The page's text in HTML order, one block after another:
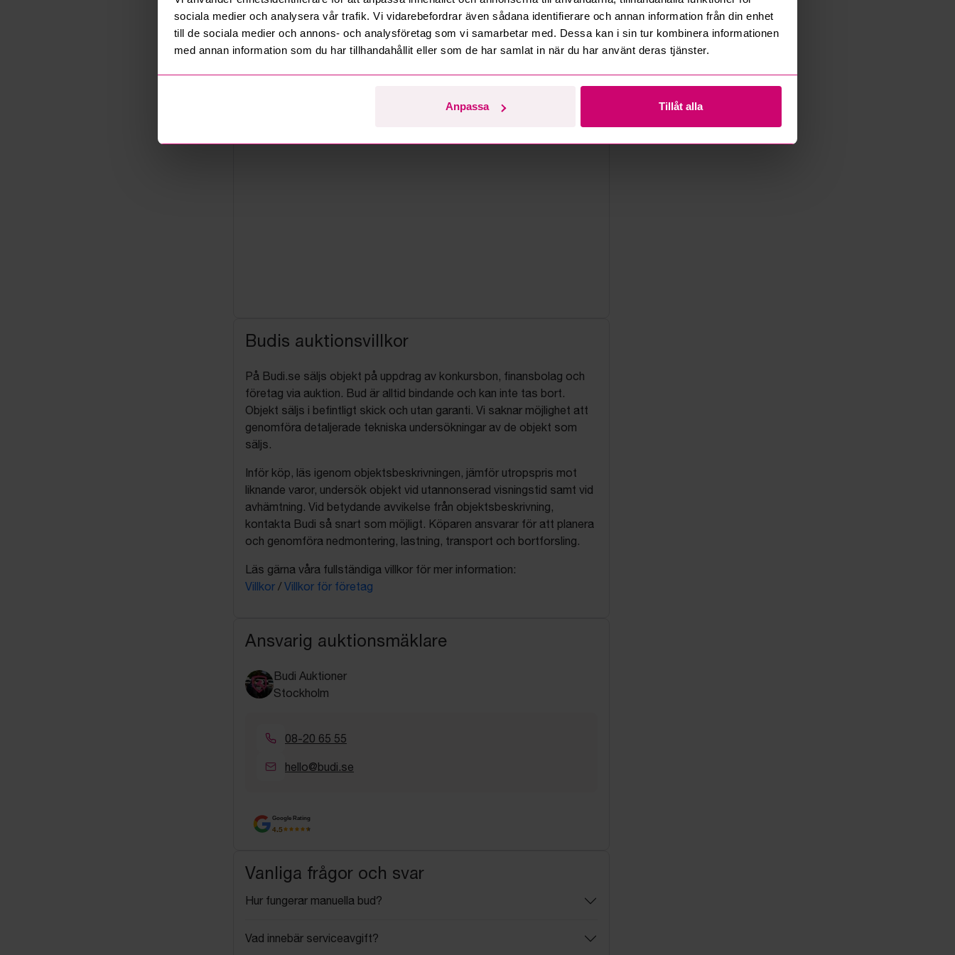
sociala medier och analysera vår trafik. Vi vidarebefordrar även sådana identifierare och annan information från din enhet
till de sociala medier och annons- och analysföretag som vi samarbetar med. Dessa kan i sin tur kombinera informationen
med annan information som du har tillhandahållit eller som de har samlat in när du har använt deras tjänster.
Anpassa Tillåt alla
Export
Not allowed
Säljare
Budis auktionsvillkor
På Budi.se säljs objekt på uppdrag av konkursbon, finansbolag och
företag via auktion. Bud är alltid bindande och kan inte tas bort.
Objekt säljs i befintligt skick och utan garanti. Vi saknar möjlighet att
genomföra detaljerade tekniska undersökningar av de objekt som
säljs.
Inför köp, läs igenom objektsbeskrivningen, jämför utropspris mot
liknande varor, undersök objekt vid utannonserad visningstid samt vid
avhämtning. Vid betydande avvikelse från objektsbeskrivning,
kontakta Budi så snart som möjligt. Köparen ansvarar för att planera
och genomföra nedmontering, lastning, transport och bortforsling.
Läs gärna våra fullständiga villkor för mer information:
Villkor / Villkor för företag
Ansvarig auktionsmäklare
Budi Auktioner
Stockholm
08-20 65 55
hello@budi.se
Google Rating
4.5
Vanliga frågor och svar
Hur fungerar manuella bud?
Vad innebär serviceavgift?